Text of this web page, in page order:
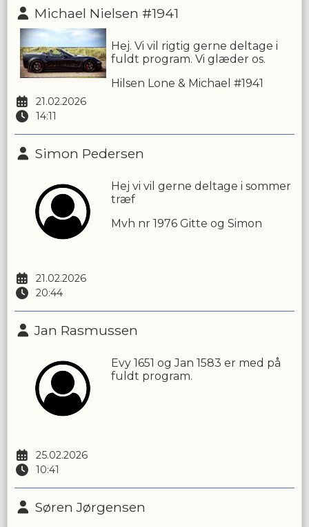
Michael Nielsen #1941
21.02.2026
14:11
Hej. Vi vil rigtig gerne deltage i
fuldt program. Vi glæder os.
Hilsen Lone & Michael #1941
Simon Pedersen
21.02.2026
20:44
Hej vi vil gerne deltage i sommer
træf
Mvh nr 1976 Gitte og Simon
Jan Rasmussen
25.02.2026
10:41
Evy 1651 og Jan 1583 er med på
fuldt program.
Søren Jørgensen